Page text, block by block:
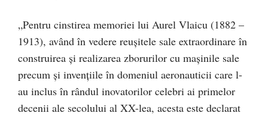
„Pentru cinstirea memoriei lui Aurel Vlaicu (1882 –
1913), având în vedere reuşitele sale extraordinare în
construirea şi realizarea zborurilor cu maşinile sale
precum şi invenţiile în domeniul aeronauticii care l-
au inclus în rândul inovatorilor celebri ai primelor
decenii ale secolului al XX-lea, acesta este declarat